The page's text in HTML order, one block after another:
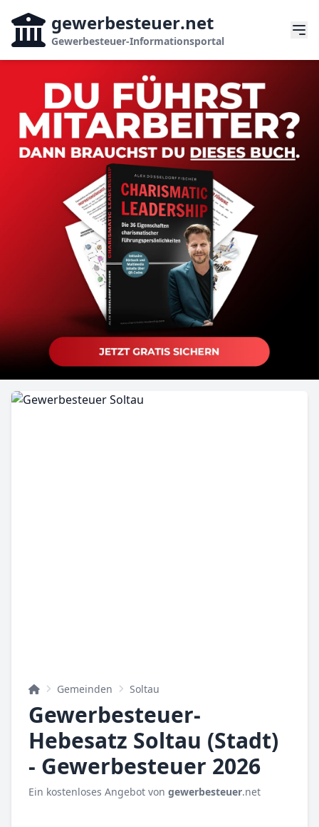
gewerbesteuer.net
Gewerbesteuer-Informationsportal
Gemeinden Soltau
Gewerbesteuer-
Hebesatz Soltau (Stadt)
- Gewerbesteuer 2026
Ein kostenloses Angebot von gewerbesteuer.net